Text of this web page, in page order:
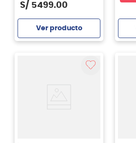
S/ 5499.00
Ver producto